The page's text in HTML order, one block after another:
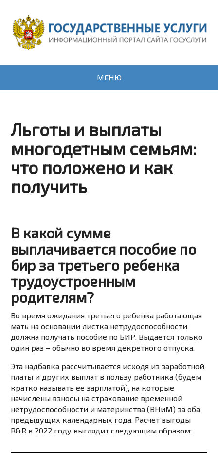
МЕНЮ
Льготы и выплаты
многодетным семьям:
что положено и как
получить
В какой сумме
выплачивается пособие по
бир за третьего ребенка
трудоустроенным
родителям?
Во время ожидания третьего ребенка работающая
мать на основании листка нетрудоспособности
должна получать пособие по БИР. Выдается только
один раз – обычно во время декретного отпуска.
Эта надбавка рассчитывается исходя из заработной
платы и других выплат в пользу работника (будем
кратко называть ее зарплатой), на которые
начислены взносы на страхование временной
нетрудоспособности и материнства (ВНиМ) за оба
предыдущих календарных года. Расчет выгоды
B&R в 2022 году выглядит следующим образом: